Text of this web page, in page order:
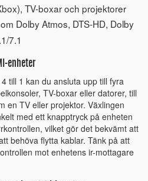
TV-boxar och projektorer
Dolby Atmos, DTS-HD, Dolby
7.1
enheter
till 1 kan du ansluta upp till fyra
TV-boxar eller datorer, till
en TV eller projektor. Växlingen
med ett knapptryck på enheten
vilket gör det bekvämt att
behöva flytta kablar. Tänk på att
mot enhetens ir-mottagare